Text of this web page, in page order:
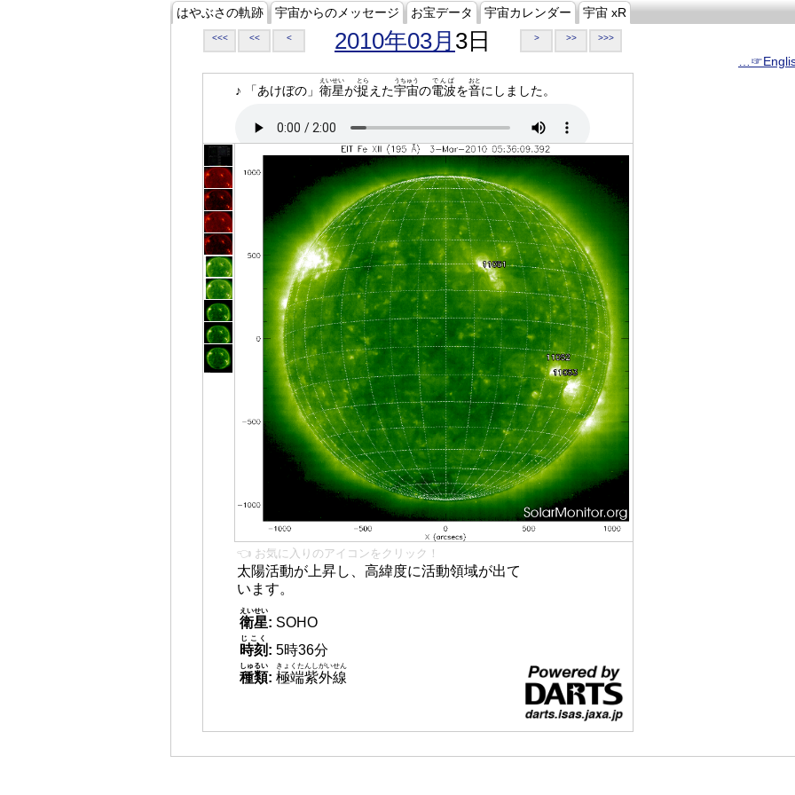
はやぶさの軌跡 宇宙からのメッセージ お宝データ 宇宙カレンダー 宇宙 xR
<<< << < 2010年03月 3日 > >> >>>
♪ 「あけぼの」 衛星
えいせい
が捉
とら
えた宇宙
うちゅう
の電波
でんぱ
を音
おと
にしました。
👈 お気に入りのアイコンをクリック！
太陽活動が上昇し、高緯度に活動領域が出て
います。
衛星
えいせい
: SOHO
時刻
じこく
: 5時36分
種類
しゅるい
: 極端紫外線
きょくたんしがいせん